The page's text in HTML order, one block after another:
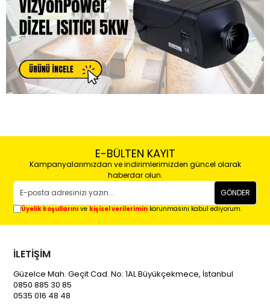
E-BÜLTEN KAYIT
Kampanyalarımızdan ve indirimlerimizden güncel olarak
haberdar olun.
GÖNDER
Üyelik koşullarını ve kişisel verilerimin korunmasını kabul ediyorum.
İLETİŞİM
Güzelce Mah. Geçit Cad. No: 1AL Büyükçekmece, İstanbul
0850 885 30 85
0535 016 48 48